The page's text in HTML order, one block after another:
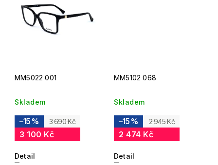
MM5022 001
Skladem
3 690 Kč
–15 %
3 100 Kč
Detail
MM5102 068
Skladem
2 945 Kč
–15 %
2 474 Kč
Detail